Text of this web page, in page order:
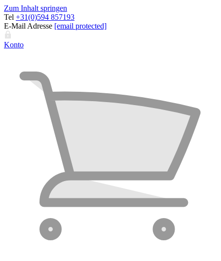
Zum Inhalt springen
Tel +31(0)594 857193
E-Mail Adresse [email protected]
Konto